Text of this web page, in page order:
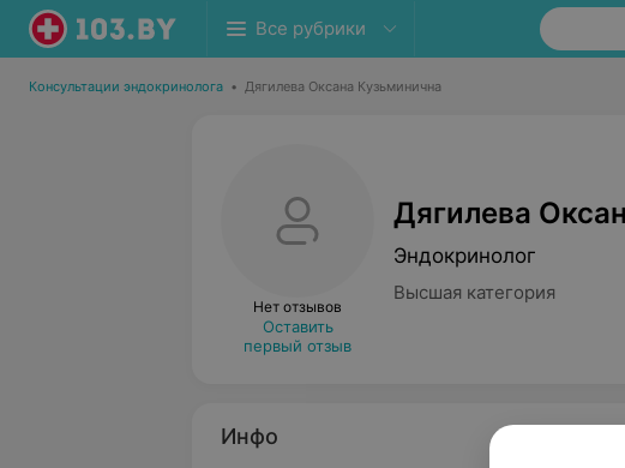
Все рубрики
Консультации эндокринолога • Дягилева Оксана Кузьминична
Нет отзывов
Оставить
первый отзыв
Дягилева
Эндокринолог
Высшая категория
Инфо